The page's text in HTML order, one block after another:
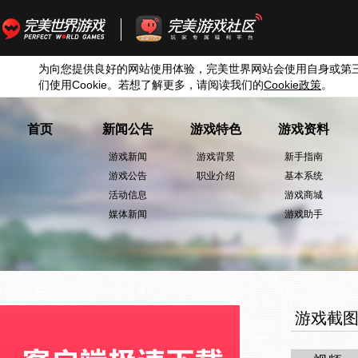
为向您提供良好的网站使用体验，完美世界网站会使用自身或第
们使用Cookie。若想了解更多，请阅读我们的Cookie政策。
首页 新闻公告
游戏新闻
游戏公告
活动信息
媒体新闻
游戏特色
游戏背景
职业介绍
游戏资料
新手指南
基本系统
游戏商城
游戏助手
游戏截图